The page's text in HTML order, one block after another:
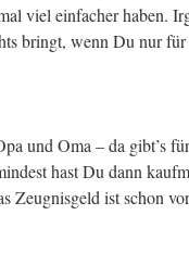
viel einfacher haben.
bringt, wenn Du nur für
und Oma – da gibt’s
hast Du dann
Zeugnisgeld ist schon